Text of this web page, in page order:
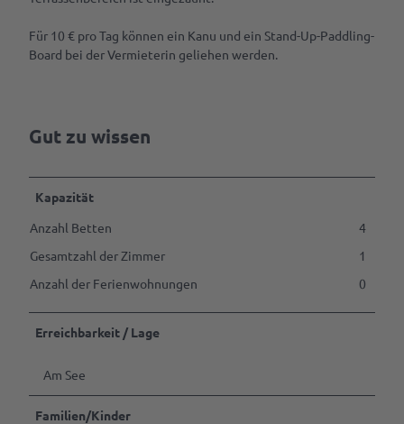
Tagen
Feiern
i
n
Für 10 € pro Tag können ein Kanu und ein Stand-Up-Paddling-
Board bei der Vermieterin geliehen werden.
Gut zu wissen
Kapazität
Anzahl Betten
4
Gesamtzahl der Zimmer
1
Anzahl der Ferienwohnungen
0
Erreichbarkeit / Lage
Am See
Familien/Kinder